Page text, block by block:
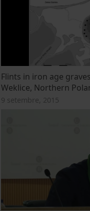
Flints in iron age
Weklice, Northern
9 setembre, 2015